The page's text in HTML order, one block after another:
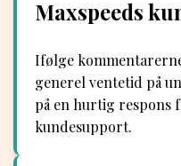
Maxspeeds
Ifølge
generel ventetid på
på en hurtig respons
kundesupport.